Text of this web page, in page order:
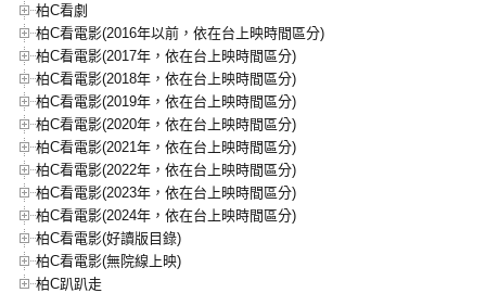
柏C看劇
柏C看電影(2016年以前，依在台上映時間區分)
柏C看電影(2017年，依在台上映時間區分)
柏C看電影(2018年，依在台上映時間區分)
柏C看電影(2019年，依在台上映時間區分)
柏C看電影(2020年，依在台上映時間區分)
柏C看電影(2021年，依在台上映時間區分)
柏C看電影(2022年，依在台上映時間區分)
柏C看電影(2023年，依在台上映時間區分)
柏C看電影(2024年，依在台上映時間區分)
柏C看電影(好讀版目錄)
柏C看電影(無院線上映)
柏C趴趴走